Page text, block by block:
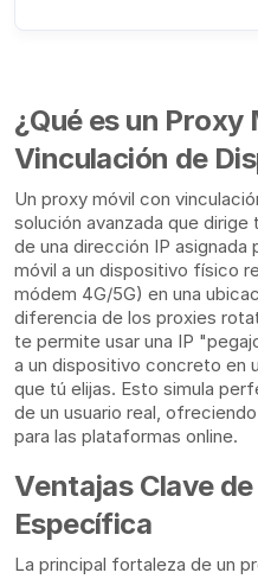
¿Qué es un Proxy
Vinculación de
Un proxy móvil con
solución avanzada que
de una dirección IP
móvil a un dispositivo físico
módem 4G/5G) en una
diferencia de los proxies
te permite usar una IP
a un dispositivo concreto en
que tú elijas. Esto simula
de un usuario real,
para las plataformas online.
Ventajas Clave
Específica
La principal fortaleza de un